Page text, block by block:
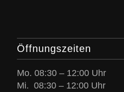
Öffnungszeiten
Mo. 08:30 – 12:00 Uhr
Mi. 08:30 – 12:00 Uhr